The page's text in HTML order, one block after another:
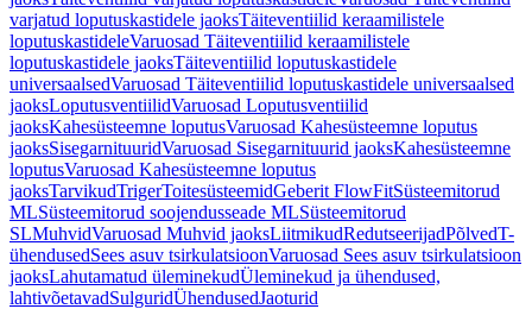
varjatud loputuskastidele jaoksTäiteventiilid keraamilistele
loputuskastideleVaruosad Täiteventiilid keraamilistele
loputuskastidele jaoksTäiteventiilid loputuskastidele
universaalsedVaruosad Täiteventiilid loputuskastidele universaalsed
jaoksLoputusventiilidVaruosad Loputusventiilid
jaoksKahesüsteemne loputusVaruosad Kahesüsteemne loputus
jaoksSisegarnituuridVaruosad Sisegarnituurid jaoksKahesüsteemne
loputusVaruosad Kahesüsteemne loputus
jaoksTarvikudTrigerToitesüsteemidGeberit FlowFitSüsteemitorud
MLSüsteemitorud soojendusseade MLSüsteemitorud
SLMuhvidVaruosad Muhvid jaoksLiitmikudRedutseerijadPõlvedT-
ühendusedSees asuv tsirkulatsioonVaruosad Sees asuv tsirkulatsioon
jaoksLahutamatud üleminekudÜleminekud ja ühendused,
lahtivõetavadSulguridÜhendusedJaoturid